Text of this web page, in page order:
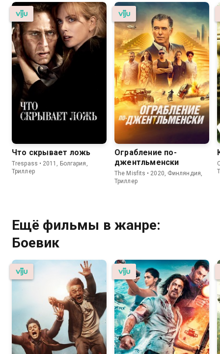
Что скрывает ложь
Trespass • 2011, Болгария,
Триллер
Ограбление по-
джентльменски
The Misfits • 2020, Финляндия,
Триллер
Ещё фильмы в жанре:
Боевик